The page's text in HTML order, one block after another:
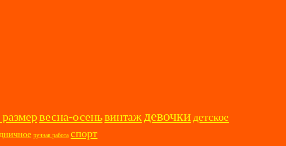
весна-осеньвинтаждевочкидетское
ручная работа спорт